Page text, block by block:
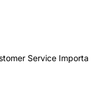
Service Importa